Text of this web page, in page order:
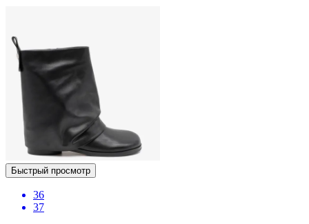
Быстрый просмотр
36
37